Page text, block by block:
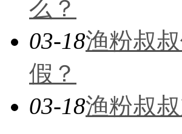
么？
03-18渔粉叔
假？
03-18渔粉叔